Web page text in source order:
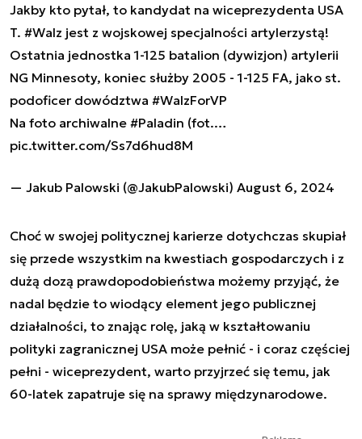
Jakby kto pytał, to kandydat na wiceprezydenta USA
T. #Walz jest z wojskowej specjalności artylerzystą!
Ostatnia jednostka 1-125 batalion (dywizjon) artylerii
NG Minnesoty, koniec służby 2005 - 1-125 FA, jako st.
podoficer dowództwa #WalzForVP
Na foto archiwalne #Paladin (fot.…
pic.twitter.com/Ss7d6hud8M
— Jakub Palowski (@JakubPalowski) August 6, 2024
Choć w swojej politycznej karierze dotychczas skupiał
się przede wszystkim na kwestiach gospodarczych i z
dużą dozą prawdopodobieństwa możemy przyjąć, że
nadal będzie to wiodący element jego publicznej
działalności, to znając rolę, jaką w kształtowaniu
polityki zagranicznej USA może pełnić - i coraz częściej
pełni - wiceprezydent, warto przyjrzeć się temu, jak
60-latek zapatruje się na sprawy międzynarodowe.